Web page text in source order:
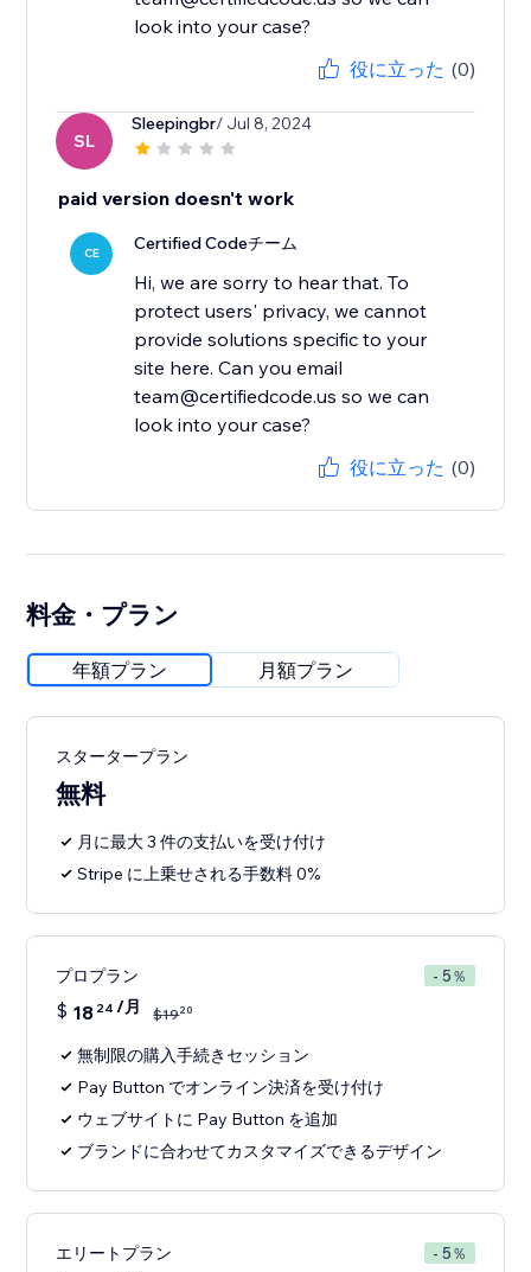
look into your case?
役に立った (0)
SL
Sleepingbr/ Jul 8, 2024
paid version doesn't work
CE Certified Codeチーム
Hi, we are sorry to hear that. To
protect users' privacy, we cannot
provide solutions specific to your
site here. Can you email
team@certifiedcode.us so we can
look into your case?
役に立った (0)
料金・プラン
年額プラン 月額プラン
スタータープラン
無料
月に最大 3 件の支払いを受け付け
Stripe に上乗せされる手数料 0%
プロプラン - 5％
$ 18 24 /月 $1920
無制限の購入手続きセッション
Pay Button でオンライン決済を受け付け
ウェブサイトに Pay Button を追加
ブランドに合わせてカスタマイズできるデザイン
エリートプラン - 5％